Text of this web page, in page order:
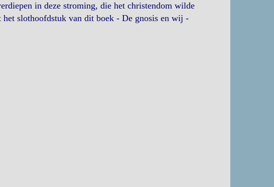
in deze stroming, die het christendom wilde
slothoofdstuk van dit boek - De gnosis en wij -